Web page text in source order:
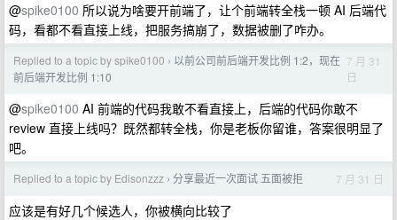
@spike0100 所以说为啥要开前端了，让个前端转全栈一顿 AI 后端代
码，看都不看直接上线，把服务搞崩了，数据被删了咋办。
Replied to a topic by spike0100 › 以前公司前后端开发比例 1:2，现在
前后端开发比例 1:10
7 月 31
日
@spike0100 AI 前端的代码我敢不看直接上，后端的代码你敢不
review 直接上线吗？既然都转全栈，你是老板你留谁，答案很明显了
吧。
Replied to a topic by Edisonzzz › 分享最近一次面试 五面被拒 7 月 31 日
应该是有好几个候选人，你被横向比较了